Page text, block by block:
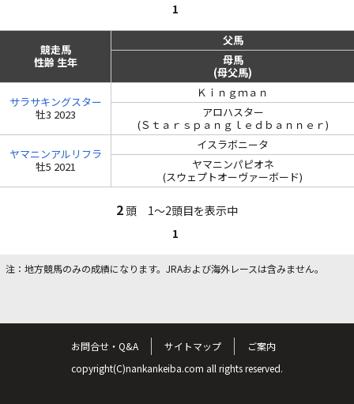
1
競走馬
性齢 生年
父馬
母馬
(母父馬)
サラサキングスター
牡3 2023
Ｋｉｎｇｍａｎ
アロハスター
(Ｓｔａｒｓｐａｎｇｌｅｄｂａｎｎｅｒ)
ヤマニンアルリフラ
牡5 2021
イスラボニータ
ヤマニンパピオネ
(スウェプトオーヴァーボード)
2 頭 1～2頭目を表示中
1
注：地方競馬のみの成績になります。JRAおよび海外レースは含みません。
お問合せ・Q&A サイトマップ
ご案内
copyright(C)nankankeiba.com all rights reserved.